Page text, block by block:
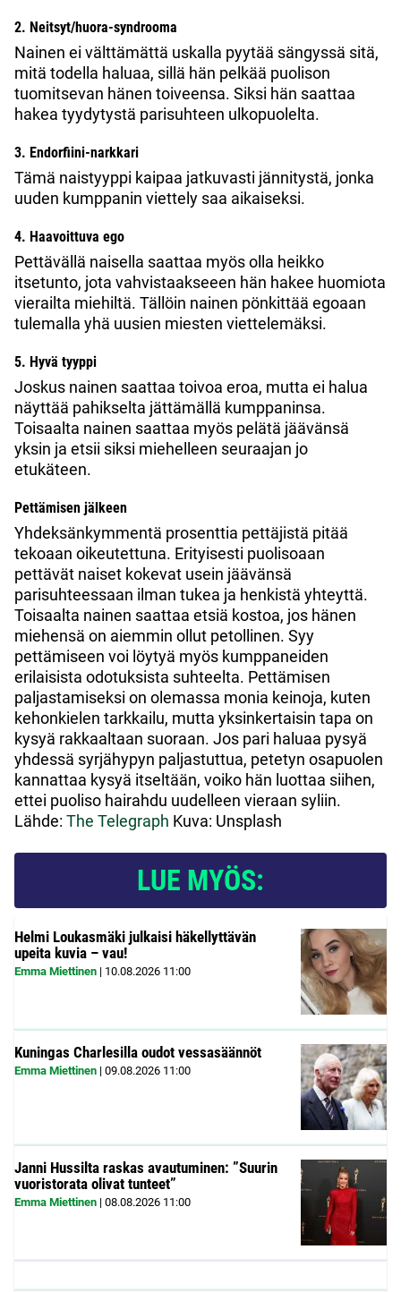
2. Neitsyt/huora-syndrooma
Nainen ei välttämättä uskalla pyytää sängyssä sitä,
mitä todella haluaa, sillä hän pelkää puolison
tuomitsevan hänen toiveensa. Siksi hän saattaa
hakea tyydytystä parisuhteen ulkopuolelta.
3. Endorfiini-narkkari
Tämä naistyyppi kaipaa jatkuvasti jännitystä, jonka
uuden kumppanin viettely saa aikaiseksi.
4. Haavoittuva ego
Pettävällä naisella saattaa myös olla heikko
itsetunto, jota vahvistaakseeen hän hakee huomiota
vierailta miehiltä. Tällöin nainen pönkittää egoaan
tulemalla yhä uusien miesten viettelemäksi.
5. Hyvä tyyppi
Joskus nainen saattaa toivoa eroa, mutta ei halua
näyttää pahikselta jättämällä kumppaninsa.
Toisaalta nainen saattaa myös pelätä jäävänsä
yksin ja etsii siksi miehelleen seuraajan jo
etukäteen.
Pettämisen jälkeen
Yhdeksänkymmentä prosenttia pettäjistä pitää
tekoaan oikeutettuna. Erityisesti puolisoaan
pettävät naiset kokevat usein jäävänsä
parisuhteessaan ilman tukea ja henkistä yhteyttä.
Toisaalta nainen saattaa etsiä kostoa, jos hänen
miehensä on aiemmin ollut petollinen. Syy
pettämiseen voi löytyä myös kumppaneiden
erilaisista odotuksista suhteelta. Pettämisen
paljastamiseksi on olemassa monia keinoja, kuten
kehonkielen tarkkailu, mutta yksinkertaisin tapa on
kysyä rakkaaltaan suoraan. Jos pari haluaa pysyä
yhdessä syrjähypyn paljastuttua, petetyn osapuolen
kannattaa kysyä itseltään, voiko hän luottaa siihen,
ettei puoliso hairahdu uudelleen vieraan syliin.
Lähde: The Telegraph Kuva: Unsplash
LUE MYÖS:
Helmi Loukasmäki julkaisi häkellyttävän
upeita kuvia – vau!
Emma Miettinen | 10.08.2026 11:00
Kuningas Charlesilla oudot vessasäännöt
Emma Miettinen | 09.08.2026 11:00
Janni Hussilta raskas avautuminen: ”Suurin
vuoristorata olivat tunteet”
Emma Miettinen | 08.08.2026 11:00